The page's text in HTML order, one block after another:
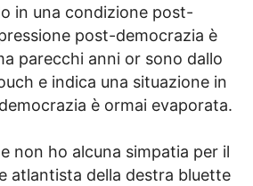
in una condizione post-
post-democrazia è
parecchi anni or sono dallo
e indica una situazione in
è ormai evaporata.
non ho alcuna simpatia per il
atlantista della destra bluette